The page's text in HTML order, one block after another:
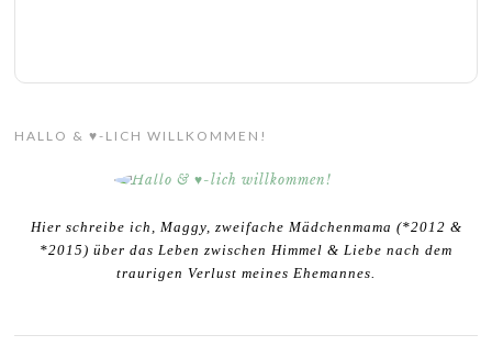
HALLO & ♥-LICH WILLKOMMEN!
Hier schreibe ich, Maggy, zweifache Mädchenmama (*2012 &
*2015) über das Leben zwischen Himmel & Liebe nach dem
traurigen Verlust meines Ehemannes.